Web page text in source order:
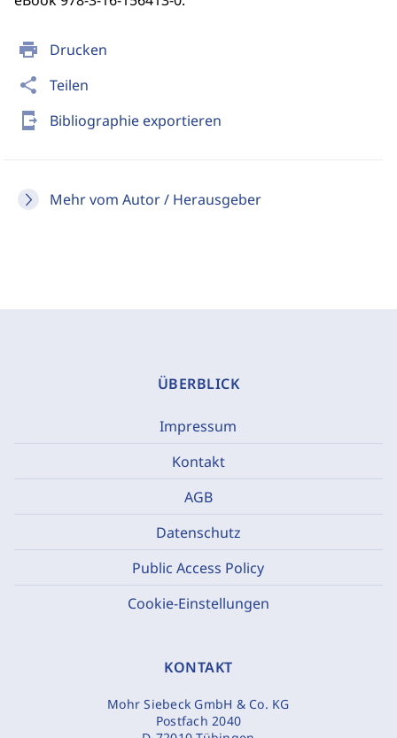
print Drucken
share Teilen
send_to_mobile Bibliographie exportieren
Mehr vom Autor / Herausgeber
ÜBERBLICK
Impressum
Kontakt
AGB
Datenschutz
Public Access Policy
Cookie-Einstellungen
KONTAKT
Mohr Siebeck GmbH & Co. KG
Postfach 2040